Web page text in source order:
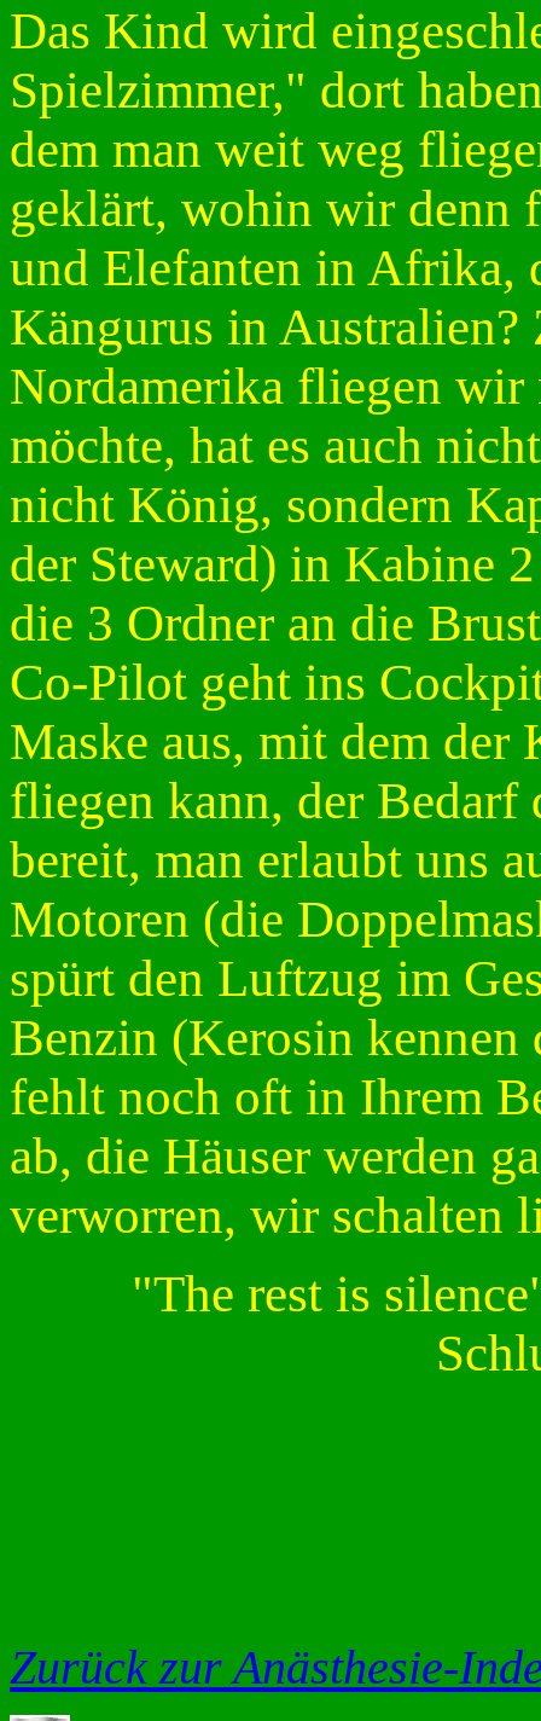
Das Kind wird
Spielzimmer," dort
dem man weit weg
geklärt, wohin wir denn
und Elefanten in Afrika,
Kängurus in Australien?
Nordamerika fliegen wir
möchte, hat es auch
nicht König, sondern
der Steward) in Kabine
die 3 Ordner an die
Co-Pilot geht ins
Maske aus, mit dem
fliegen kann, der
bereit, man erlaubt uns
Motoren (die
spürt den Luftzug im
Benzin (Kerosin
fehlt noch oft in Ihrem
ab, die Häuser werden
verworren, wir schalten
"The rest is
Zurück zur Anästhesie-